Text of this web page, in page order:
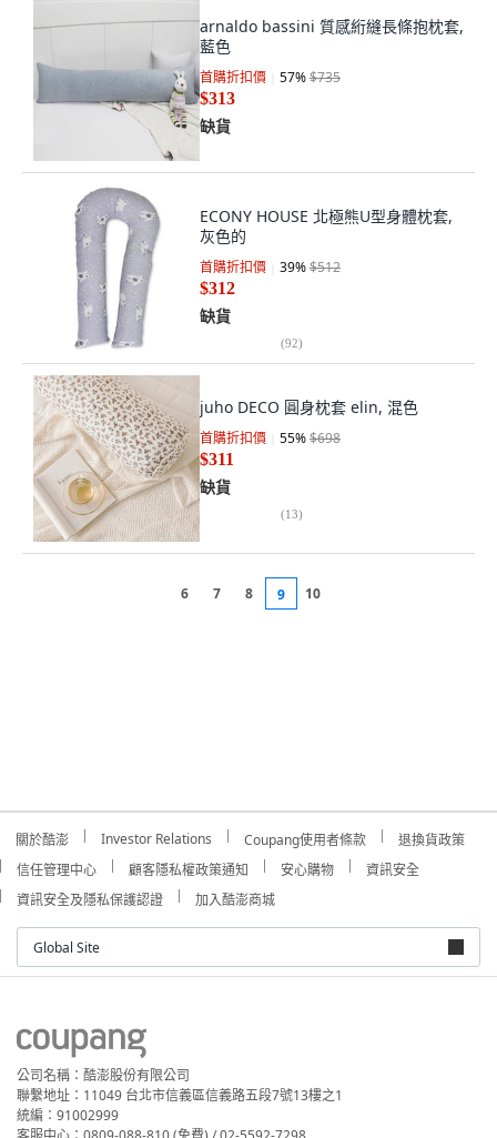
arnaldo bassini 質感絎縫長條抱枕套,
藍色
首購折扣價 57%$735
$313
缺貨
ECONY HOUSE 北極熊U型身體枕套,
灰色的
首購折扣價 39%$512
$312
缺貨
(92)
juho DECO 圓身枕套 elin, 混色
首購折扣價 55%$698
$311
缺貨
(13)
6 7 8 9 10
關於酷澎 Investor Relations Coupang使用者條款
退換貨政策
信任管理中心
顧客隱私權政策通知 安心購物
資訊安全
資訊安全及隱私保護認證
加入酷澎商城
Global Site
公司名稱：酷澎股份有限公司
聯繫地址：11049 台北市信義區信義路五段7號13樓之1
統編：91002999